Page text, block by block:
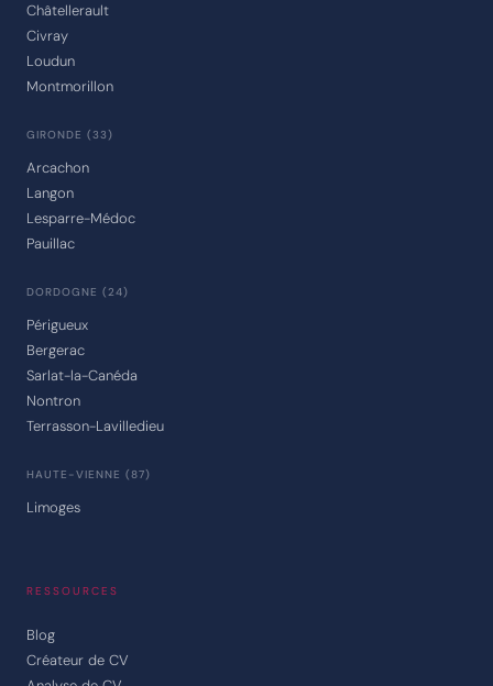
Châtellerault
Civray
Loudun
Montmorillon
GIRONDE (33)
Arcachon
Langon
Lesparre-Médoc
Pauillac
DORDOGNE (24)
Périgueux
Bergerac
Sarlat-la-Canéda
Nontron
Terrasson-Lavilledieu
HAUTE-VIENNE (87)
Limoges
RESSOURCES
Blog
Créateur de CV